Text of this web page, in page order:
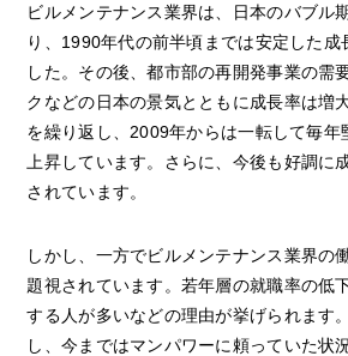
ビルメンテナンス業界は、日本のバブル
り、1990年代の前半頃までは安定した成
した。その後、都市部の再開発事業の需
クなどの日本の景気とともに成長率は増
を繰り返し、2009年からは一転して毎年
上昇しています。さらに、今後も好調に
されています。
しかし、一方でビルメンテナンス業界の
題視されています。若年層の就職率の低
する人が多いなどの理由が挙げられます
し、今まではマンパワーに頼っていた状